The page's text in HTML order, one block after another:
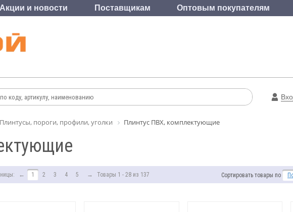
Акции и новости Поставщикам Оптовым покупателям
Плинтусы, пороги, профили, уголки Плинтус ПВХ, комплектующие
← 1 2 3 4 5 → Товары 1 - 28 из 137 Сортировать товары по